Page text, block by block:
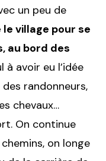
un peu de
village pour se
au bord des
à avoir eu l’idée
randonneurs,
chevaux…
On continue
on longe